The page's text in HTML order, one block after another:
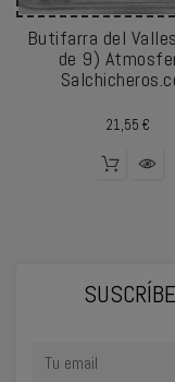
Butifarra del
de 9)
21,55 €